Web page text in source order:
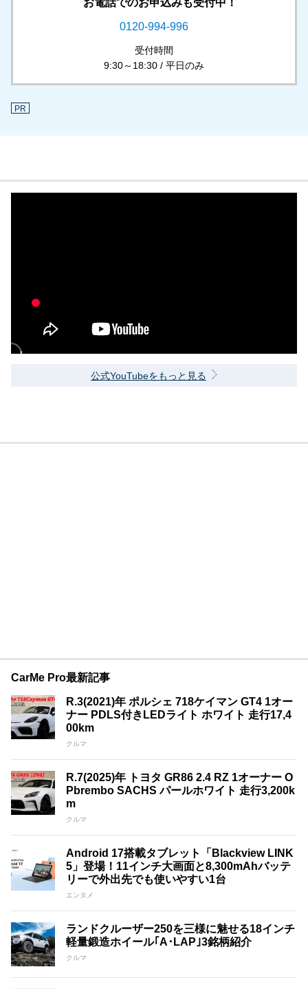
お電話でのお申込みも受付中！
0120-994-996
受付時間
9:30～18:30 / 平日のみ
PR
公式YouTubeをもっと見る
CarMe Pro最新記事
R.3(2021)年 ポルシェ 718ケイマン GT4 1オー
ナー PDLS付きLEDライト ホワイト 走行17,4
00km
クルマ
R.7(2025)年 トヨタ GR86 2.4 RZ 1オーナー O
Pbrembo SACHS パールホワイト 走行3,200k
m
クルマ
Android 17搭載タブレット「Blackview LINK
5」登場！11インチ大画面と8,300mAhバッテ
リーで外出先でも使いやすい1台
エンタメ
ランドクルーザー250を三様に魅せる18インチ
軽量鍛造ホイール｢A･LAP｣3銘柄紹介
クルマ